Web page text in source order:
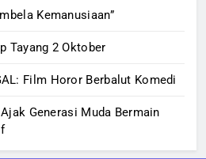
Kemanusiaan”
Tayang 2 Oktober
Film Horor Berbalut Komedi
Generasi Muda Bermain